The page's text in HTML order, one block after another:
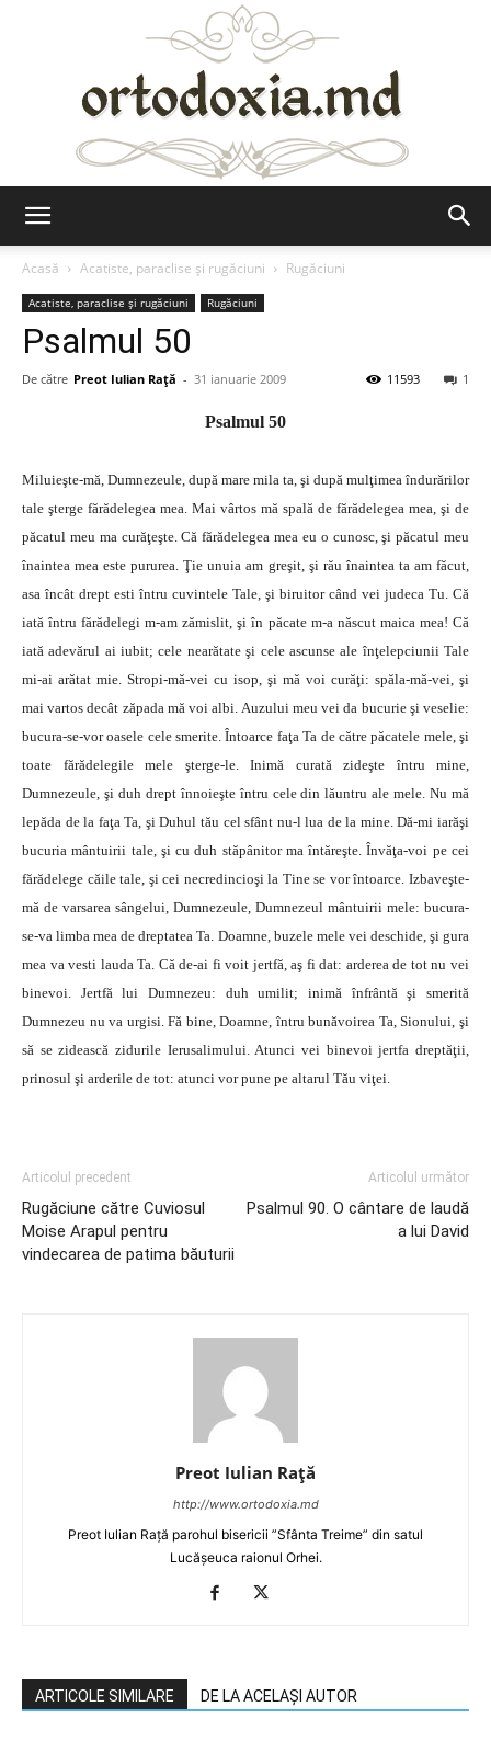
Acasă
Acatiste, paraclise și rugăciuni Rugăciuni
Acatiste, paraclise și rugăciuni Rugăciuni
Psalmul 50
De către Preot Iulian Raţă - 31 ianuarie 2009 1
11593
Psalmul 50
Miluieşte-mă, Dumnezeule, după mare mila ta, şi după mulţimea îndurărilor
tale şterge fărădelegea mea. Mai vârtos mă spală de fărădelegea mea, şi de
păcatul meu ma curăţeşte. Că fărădelegea mea eu o cunosc, şi păcatul meu
înaintea mea este pururea.Ţie unuia am greşit, şi rău înaintea ta am făcut,
asa încât drept esti întru cuvintele Tale, şi biruitor când vei judeca Tu. Că
iată întru fărădelegi m-am zămislit, şi în păcate m-a născut maica mea! Că
iată adevărul ai iubit; cele nearătate şi cele ascunse ale înţelepciunii Tale
mi-ai arătat mie. Stropi-mă-vei cu isop, şi mă voi curăţi: spăla-mă-vei, şi
mai vartos decât zăpada mă voi albi. Auzului meu vei da bucurie şi veselie:
bucura-se-vor oasele cele smerite. Întoarce faţa Ta de către păcatele mele, şi
toate fărădelegile mele şterge-le. Inimă curată zideşte întru mine,
Dumnezeule, şi duh drept înnoieşte întru cele din lăuntru ale mele. Nu mă
lepăda de la faţa Ta, şi Duhul tău cel sfânt nu-l lua de la mine. Dă-mi iarăşi
bucuria mântuirii tale, şi cu duh stăpânitor ma întăreşte. Învăţa-voi pe cei
fărădelege căile tale, şi cei necredincioşi la Tine se vor întoarce. Izbaveşte-
mă de varsarea sângelui, Dumnezeule, Dumnezeul mântuirii mele: bucura-
se-va limba mea de dreptatea Ta. Doamne, buzele mele vei deschide, şi gura
mea va vesti lauda Ta. Că de-ai fi voit jertfă, aş fi dat: arderea de tot nu vei
binevoi. Jertfă lui Dumnezeu: duh umilit; inimă înfrântă şi smerită
Dumnezeu nu va urgisi. Fă bine, Doamne, întru bunăvoirea Ta, Sionului, şi
să se zidească zidurile Ierusalimului. Atunci vei binevoi jertfa dreptăţii,
prinosul şi arderile de tot: atunci vor pune pe altarul Tău viţei.
Articolul precedent
Rugăciune către Cuviosul
Moise Arapul pentru
vindecarea de patima băuturii
Articolul următor
Psalmul 90. O cântare de laudă
a lui David
Preot Iulian Raţă
http://www.ortodoxia.md
Preot Iulian Rață parohul bisericii ”Sfânta Treime” din satul
Lucășeuca raionul Orhei.
ARTICOLE SIMILARE DE LA ACELAȘI AUTOR